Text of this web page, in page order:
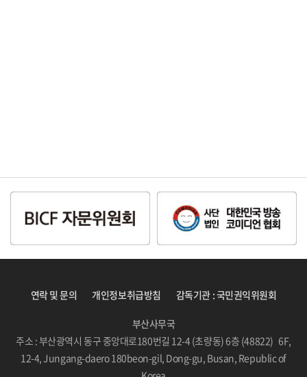
연락 및 문의 개인정보취급방침 감독기관 : 국민권익위원회
부산사무국
주소 : 부산광역시 동구 중앙대로180번길 12-4 (초량동) 6층 (48822) 6F,
12-4, Jungang-daero 180beon-gil, Dong-gu, Busan, Republic of